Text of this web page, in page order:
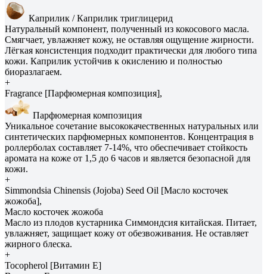
Каприлик / Каприлик триглицерид
Натуральный компонент, полученный из кокосового масла.
Смягчает, увлажняет кожу, не оставляя ощущение жирности.
Лёгкая консистенция подходит практически для любого типа
кожи. Каприлик устойчив к окислению и полностью
биоразлагаем.
+
Fragrance [Парфюмерная композиция],
Парфюмерная композиция
Уникальное сочетание высококачественных натуральных или
синтетических парфюмерных компонентов. Концентрация в
роллерболах составляет 7-14%, что обеспечивает стойкость
аромата на коже от 1,5 до 6 часов и является безопасной для
кожи.
+
Simmondsia Сhinensis (Jojoba) Seed Oil [Масло косточек
жожоба],
Масло косточек жожоба
Масло из плодов кустарника Симмондсия китайская. Питает,
увлажняет, защищает кожу от обезвоживания. Не оставляет
жирного блеска.
+
Tocopherol [Витамин E]